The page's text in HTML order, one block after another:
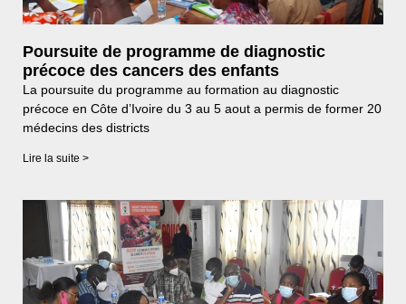
Poursuite de programme de diagnostic
précoce des cancers des enfants
La poursuite du programme au formation au diagnostic
précoce en Côte d’Ivoire du 3 au 5 aout a permis de former 20
médecins des districts
Lire la suite >